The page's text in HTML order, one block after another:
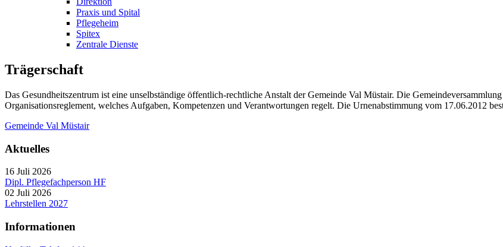
Praxis und Spital
Pflegeheim
Spitex
Zentrale Dienste
Trägerschaft
Das Gesundheitszentrum ist eine unselbständige öffentlich-rechtliche Anstalt der Gemeinde Val Müstair. Die
Organisationsreglement, welches Aufgaben, Kompetenzen und Verantwortungen regelt. Die Urnenabstimmung vom 17.06.2012
Gemeinde Val Müstair
Aktuelles
16 Juli 2026
Dipl. Pflegefachperson HF
02 Juli 2026
Lehrstellen 2027
Informationen